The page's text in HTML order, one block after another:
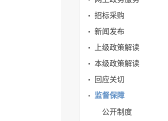
招标采购
新闻发布
上级政策解读
本级政策解读
回应关切
监督保障
公开制度